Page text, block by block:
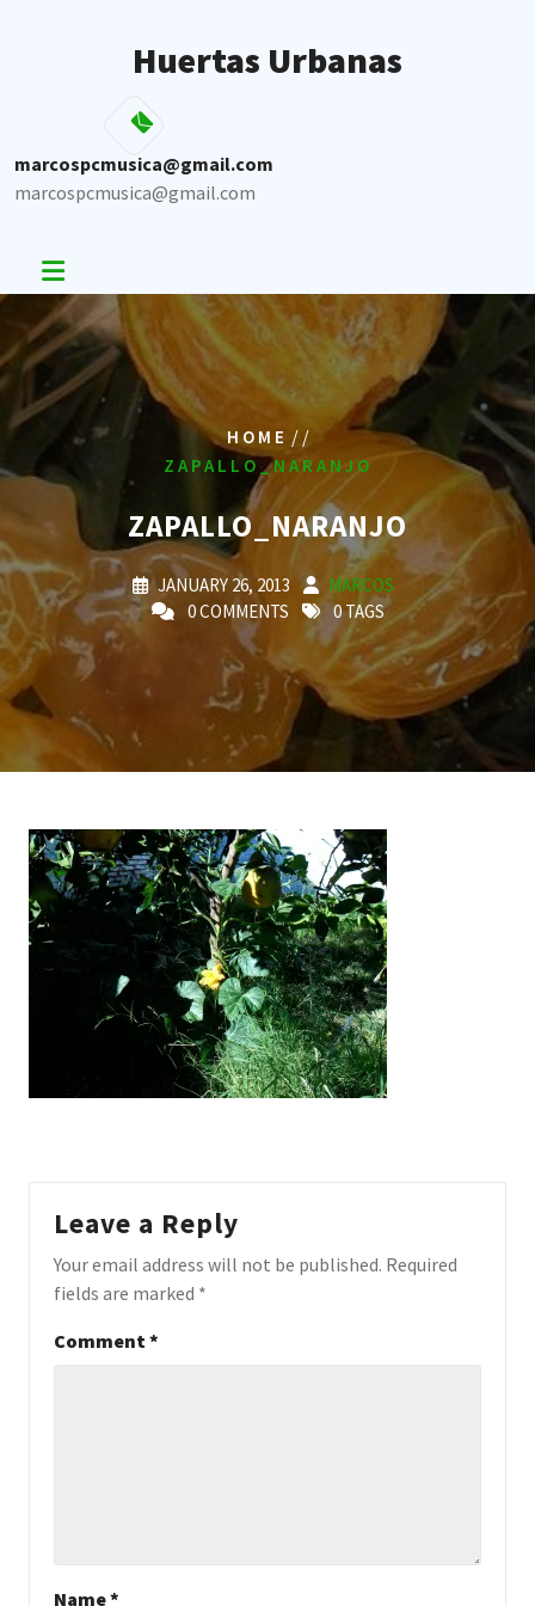
Huertas Urbanas
marcospcmusica@gmail.com
marcospcmusica@gmail.com
HOME / /
ZAPALLO_NARANJO
ZAPALLO_NARANJO
JANUARY 26, 2013
MARCOS
0 COMMENTS
0 TAGS
Leave a Reply
Your email address will not be published. Required
fields are marked *
Comment*
Name*